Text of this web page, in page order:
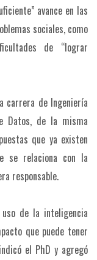
avance en las
sociales, como
de “lograr
carrera de Ingeniería
Datos, de la misma
que ya existen
se relaciona con la
responsable.
de la inteligencia
que puede tener
el PhD y agregó